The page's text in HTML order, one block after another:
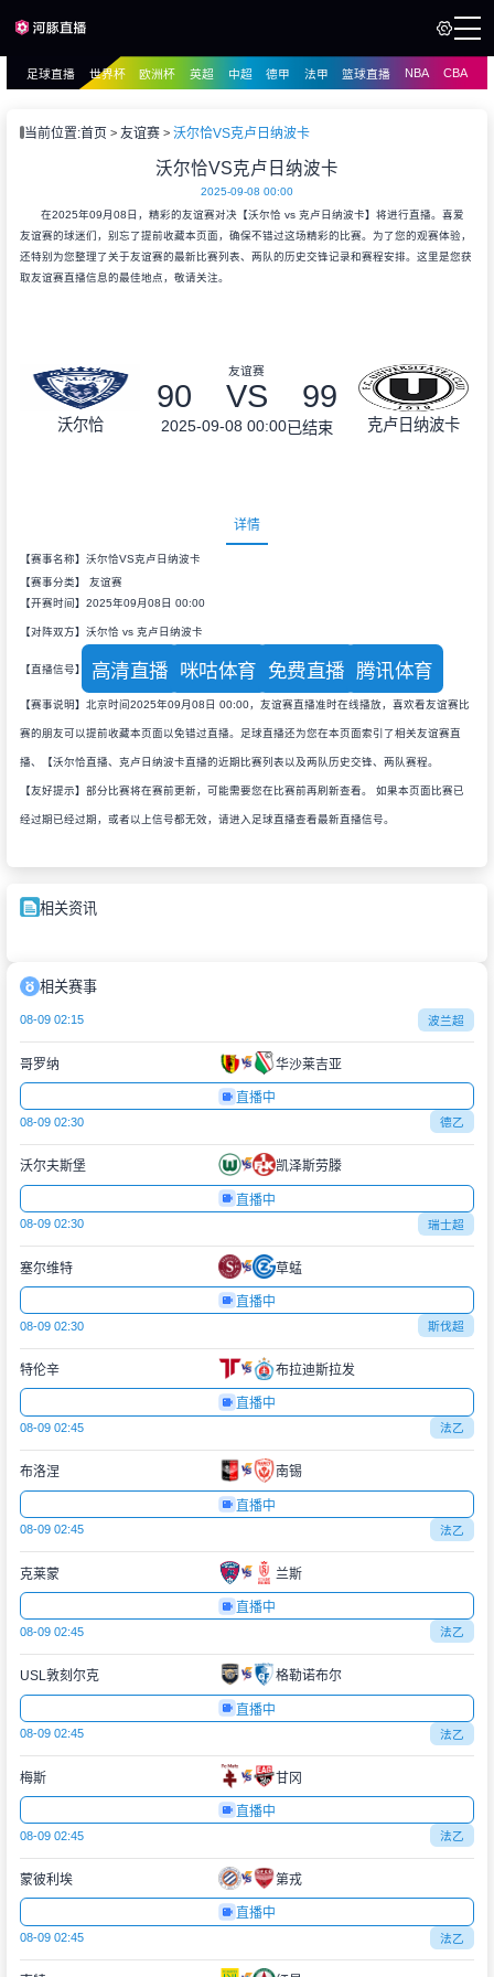
播
足球直播 世界杯 欧洲杯 英超 中超 德甲 法甲 篮球直播 NBA CBA
当前位置:首页 友谊赛 沃尔恰VS克卢日纳波卡
沃尔恰VS克卢日纳波卡
2025-09-08 00:00
在2025年09月08日，精彩的友谊赛对决【沃尔恰 vs 克卢日纳波卡】将进行直播。喜爱
友谊赛的球迷们，别忘了提前收藏本页面，确保不错过这场精彩的比赛。为了您的观赛体验，
还特别为您整理了关于友谊赛的最新比赛列表、两队的历史交锋记录和赛程安排。这里是您获
取友谊赛直播信息的最佳地点，敬请关注。
沃尔恰
友谊赛
90 VS 99
2025-09-08 00:00已结束 克卢日纳波卡
详情
【赛事名称】沃尔恰VS克卢日纳波卡
【赛事分类】 友谊赛
【开赛时间】2025年09月08日 00:00
【对阵双方】沃尔恰 vs 克卢日纳波卡
【直播信号】 高清直播 咪咕体育 免费直播 腾讯体育
【赛事说明】北京时间2025年09月08日 00:00，友谊赛直播准时在线播放，喜欢看友谊赛比
赛的朋友可以提前收藏本页面以免错过直播。足球直播还为您在本页面索引了相关友谊赛直
播、【沃尔恰直播、克卢日纳波卡直播的近期比赛列表以及两队历史交锋、两队赛程。
【友好提示】部分比赛将在赛前更新，可能需要您在比赛前再刷新查看。 如果本页面比赛已
经过期已经过期，或者以上信号都无效，请进入足球直播查看最新直播信号。
相关资讯
相关赛事
08-09 02:15 波兰超
哥罗纳 华沙莱吉亚
直播中
08-09 02:30 德乙
沃尔夫斯堡 凯泽斯劳滕
直播中
08-09 02:30 瑞士超
塞尔维特 草蜢
直播中
08-09 02:30 斯伐超
特伦辛 布拉迪斯拉发
直播中
08-09 02:45 法乙
布洛涅 南锡
直播中
08-09 02:45 法乙
克莱蒙 兰斯
直播中
08-09 02:45 法乙
USL敦刻尔克 格勒诺布尔
直播中
08-09 02:45 法乙
梅斯 甘冈
直播中
08-09 02:45 法乙
蒙彼利埃 第戎
直播中
08-09 02:45 法乙